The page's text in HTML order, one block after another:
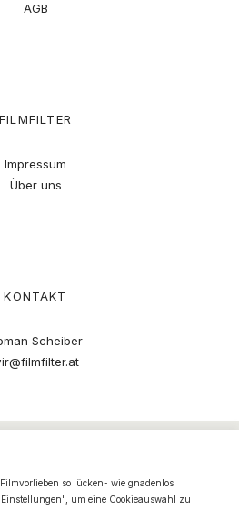
AGB
FILMFILTER
Impressum
Über uns
KONTAKT
Scheiber
so lücken- wie gnadenlos
um eine Cookieauswahl zu